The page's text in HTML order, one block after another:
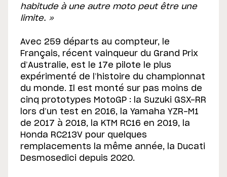
habitude à une autre moto peut être une
limite. »
Avec 259 départs au compteur, le
Français, récent vainqueur du Grand Prix
d’Australie, est le 17e pilote le plus
expérimenté de l’histoire du championnat
du monde. Il est monté sur pas moins de
cinq prototypes MotoGP : la Suzuki GSX-RR
lors d’un test en 2016, la Yamaha YZR-M1
de 2017 à 2018, la KTM RC16 en 2019, la
Honda RC213V pour quelques
remplacements la même année, la Ducati
Desmosedici depuis 2020.